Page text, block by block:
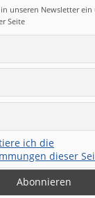
unseren Newsletter ein
Seite
ich die
dieser